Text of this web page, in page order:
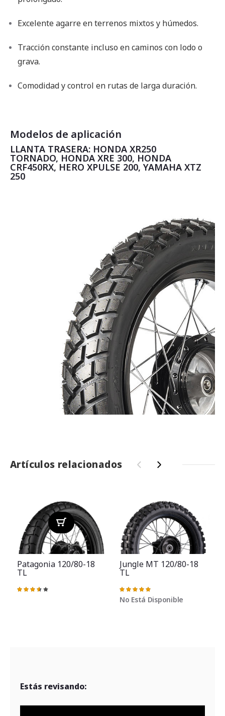
Excelente agarre en terrenos mixtos y húmedos.
Tracción constante incluso en caminos con lodo o
grava.
Comodidad y control en rutas de larga duración.
Modelos de aplicación
LLANTA TRASERA: HONDA XR250
TORNADO, HONDA XRE 300, HONDA
CRF450RX, HERO XPULSE 200, YAMAHA XTZ
250
Artículos relacionados ‹ ›
Patagonia 120/80-18
TL
Valoración:
Jungle MT 120/80-18
TL
Valoración:
100%
No Está Disponible
Estás revisando: